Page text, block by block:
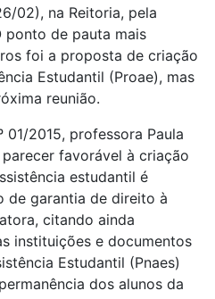
02), na Reitoria, pela
ponto de pauta mais
foi a proposta de criação
Estudantil (Proae), mas
reunião.
2015, professora Paula
favorável à criação
estudantil é
de garantia de direito à
citando ainda
instituições e documentos
Estudantil (Pnaes)
dos alunos da